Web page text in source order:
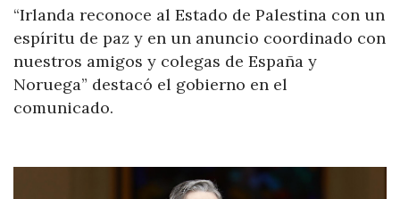
“Irlanda reconoce al Estado de Palestina con un
espíritu de paz y en un anuncio coordinado con
nuestros amigos y colegas de España y
Noruega” destacó el gobierno en el
comunicado.